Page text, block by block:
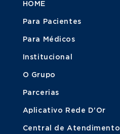
HOME
Para Pacientes
Para Médicos
Institucional
O Grupo
Parcerias
Aplicativo Rede D'Or
Central de Atendimento